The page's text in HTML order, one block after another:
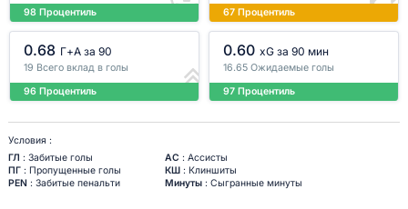
98 Процентиль
67 Процентиль
0.68 Г+A за 90
19 Всего вклад в голы
96 Процентиль
0.60 xG за 90 мин
16.65 Ожидаемые голы
97 Процентиль
Условия :
ГЛ : Забитые голы АС : Ассисты
ПГ: Пропущенные голы КШ: Клиншиты
PEN: Забитые пенальти Минуты: Сыгранные минуты